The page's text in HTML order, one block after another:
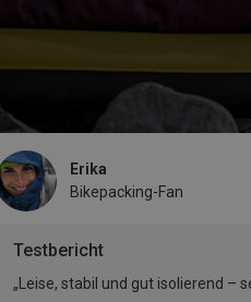
Testbericht
Erika
Bikepacking-Fan
„Leise, stabil und gut isolierend –